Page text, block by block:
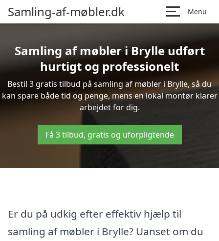
Samling-af-møbler.dk Menu
Samling af møbler i Brylle udført
hurtigt og professionelt
Bestil 3 gratis tilbud på samling af møbler i Brylle, så du
kan spare både tid og penge, mens en lokal montør klarer
arbejdet for dig.
Få 3 tilbud, gratis og uforpligtende
Er du på udkig efter effektiv hjælp til
samling af møbler i Brylle? Uanset om du